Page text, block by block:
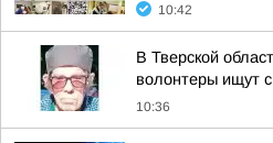
10:42
В Тверской
волонтеры ищут
10:36